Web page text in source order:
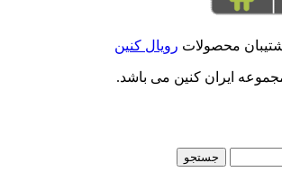
محصولات رویال کنین
ایران کنین می باشد.
جستجو